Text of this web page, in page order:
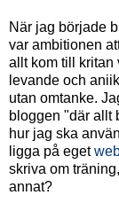
När jag började
var ambitionen
allt kom till kritan
levande och
utan omtanke.
bloggen "där allt
hur jag ska
ligga på eget
skriva om
annat?